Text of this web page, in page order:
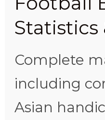
Statistics
Complete
including
Asian